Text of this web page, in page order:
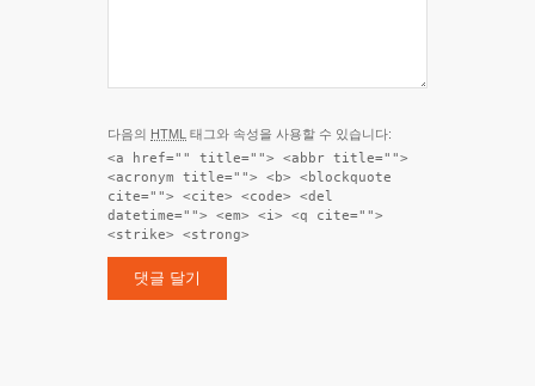
다음의 HTML 태그와 속성을 사용할 수 있습니다:
<a href="" title=""> <abbr title="">
<acronym title=""> <b> <blockquote
cite=""> <cite> <code> <del
datetime=""> <em> <i> <q cite="">
<strike> <strong>